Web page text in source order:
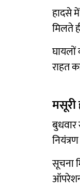
हादसे
मिलते
राहत
मसूरी
बुधवार
सूचना